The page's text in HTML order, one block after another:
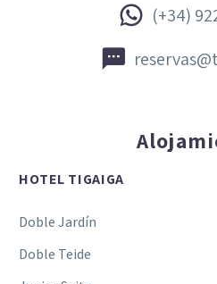

 (+34)


HOTEL TIGAIGA
Doble Jardín
Doble Teide